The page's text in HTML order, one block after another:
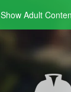
Show Adult